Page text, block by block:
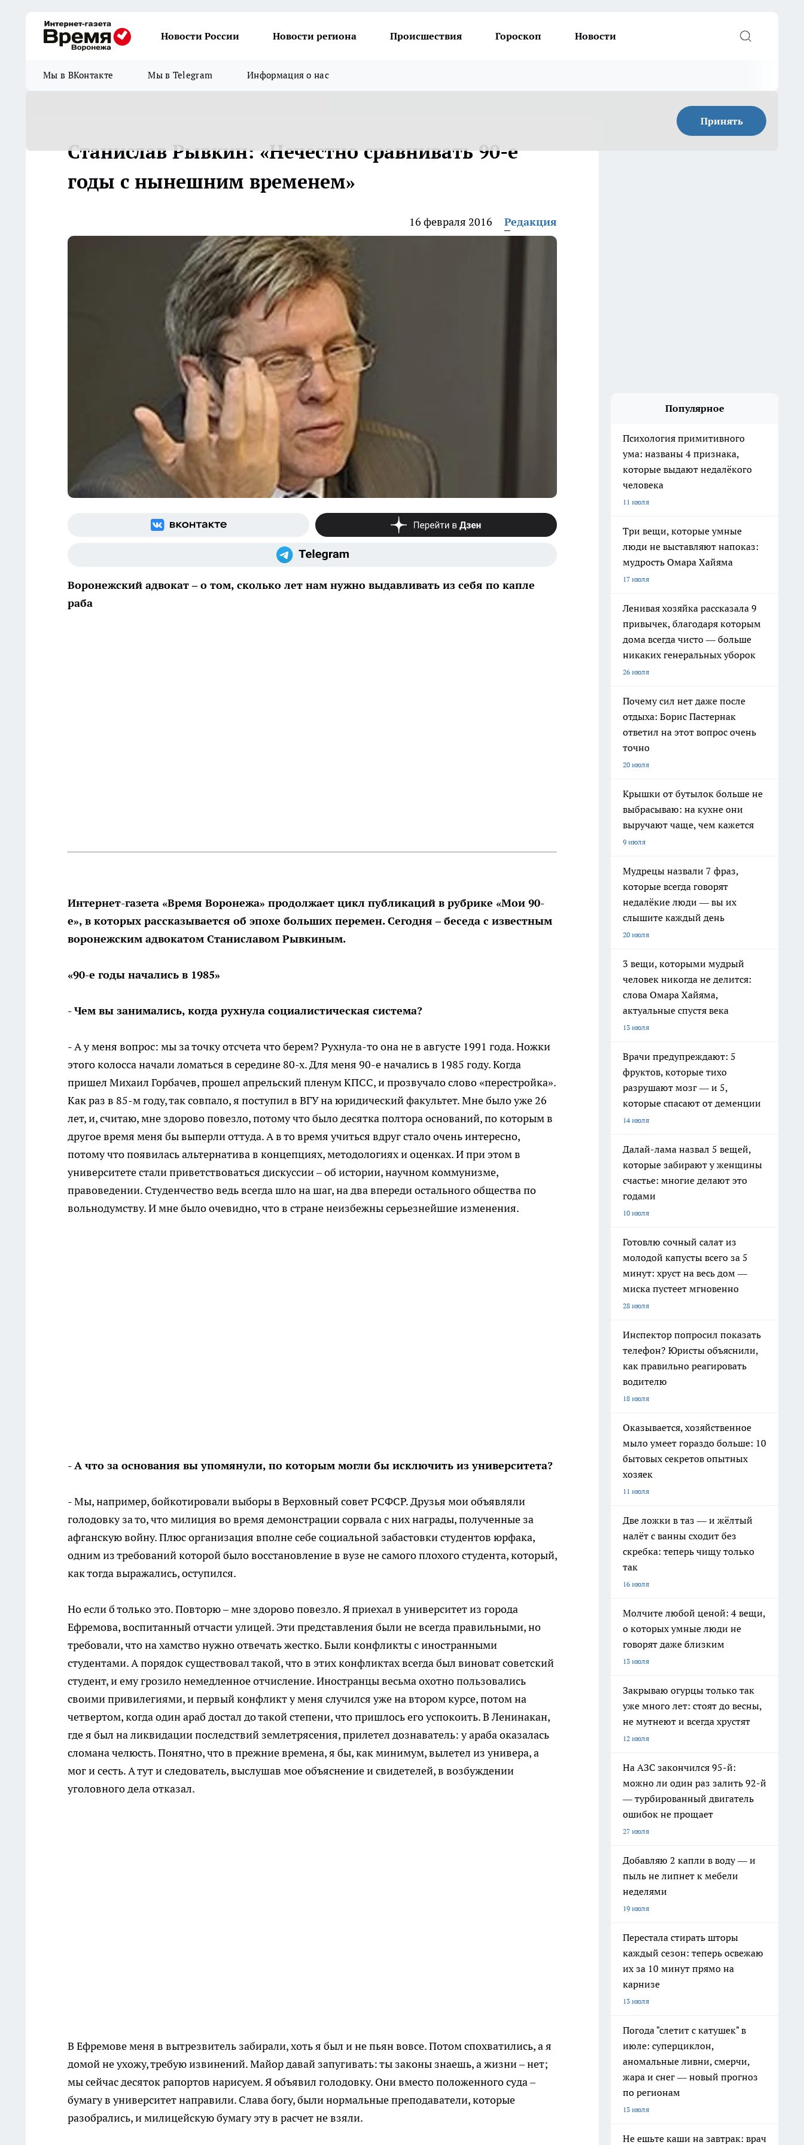
Новости России Новости региона Происшествия Гороскоп Новости
Мы в ВКонтакте Мы в Telegram Информация о нас
Принять
Станислав Рывкин: «Нечестно сравнивать 90-е
годы с нынешним временем»
16 февраля 2016 Редакция
Воронежский адвокат – о том, сколько лет нам нужно выдавливать из себя по капле
раба
Интернет-газета «Время Воронежа» продолжает цикл публикаций в рубрике «Мои 90-
е», в которых рассказывается об эпохе больших перемен. Сегодня – беседа с известным
воронежским адвокатом Станиславом Рывкиным.
«90-е годы начались в 1985»
- Чем вы занимались, когда рухнула социалистическая система?
- А у меня вопрос: мы за точку отсчета что берем? Рухнула-то она не в августе 1991 года. Ножки
этого колосса начали ломаться в середине 80-х. Для меня 90-е начались в 1985 году. Когда
пришел Михаил Горбачев, прошел апрельский пленум КПСС, и прозвучало слово «перестройка».
Как раз в 85-м году, так совпало, я поступил в ВГУ на юридический факультет. Мне было уже 26
лет, и, считаю, мне здорово повезло, потому что было десятка полтора оснований, по которым в
другое время меня бы выперли оттуда. А в то время учиться вдруг стало очень интересно,
потому что появилась альтернатива в концепциях, методологиях и оценках. И при этом в
университете стали приветствоваться дискуссии – об истории, научном коммунизме,
правоведении. Студенчество ведь всегда шло на шаг, на два впереди остального общества по
вольнодумству. И мне было очевидно, что в стране неизбежны серьезнейшие изменения.
- А что за основания вы упомянули, по которым могли бы исключить из университета?
- Мы, например, бойкотировали выборы в Верховный совет РСФСР. Друзья мои объявляли
голодовку за то, что милиция во время демонстрации сорвала с них награды, полученные за
афганскую войну. Плюс организация вполне себе социальной забастовки студентов юрфака,
одним из требований которой было восстановление в вузе не самого плохого студента, который,
как тогда выражались, оступился.
Но если б только это. Повторю – мне здорово повезло. Я приехал в университет из города
Ефремова, воспитанный отчасти улицей. Эти представления были не всегда правильными, но
требовали, что на хамство нужно отвечать жестко. Были конфликты с иностранными
студентами. А порядок существовал такой, что в этих конфликтах всегда был виноват советский
студент, и ему грозило немедленное отчисление. Иностранцы весьма охотно пользовались
своими привилегиями, и первый конфликт у меня случился уже на втором курсе, потом на
четвертом, когда один араб достал до такой степени, что пришлось его успокоить. В Ленинакан,
где я был на ликвидации последствий землетрясения, прилетел дознаватель: у араба оказалась
сломана челюсть. Понятно, что в прежние времена, я бы, как минимум, вылетел из универа, а
мог и сесть. А тут и следователь, выслушав мое объяснение и свидетелей, в возбуждении
уголовного дела отказал.
В Ефремове меня в вытрезвитель забирали, хоть я был и не пьян вовсе. Потом спохватились, а я
домой не ухожу, требую извинений. Майор давай запугивать: ты законы знаешь, а жизни – нет;
мы сейчас десяток рапортов нарисуем. Я объявил голодовку. Они вместо положенного суда –
бумагу в университет направили. Слава богу, были нормальные преподаватели, которые
разобрались, и милицейскую бумагу эту в расчет не взяли.
Популярное
Психология примитивного
ума: названы 4 признака,
которые выдают недалёкого
человека
11 июля
Три вещи, которые умные
люди не выставляют напоказ:
мудрость Омара Хайяма
17 июля
Ленивая хозяйка рассказала 9
привычек, благодаря которым
дома всегда чисто — больше
никаких генеральных уборок
26 июля
Почему сил нет даже после
отдыха: Борис Пастернак
ответил на этот вопрос очень
точно
20 июля
Крышки от бутылок больше не
выбрасываю: на кухне они
выручают чаще, чем кажется
9 июля
Мудрецы назвали 7 фраз,
которые всегда говорят
недалёкие люди — вы их
слышите каждый день
20 июля
3 вещи, которыми мудрый
человек никогда не делится:
слова Омара Хайяма,
актуальные спустя века
13 июля
Врачи предупреждают: 5
фруктов, которые тихо
разрушают мозг — и 5,
которые спасают от деменции
14 июля
Далай-лама назвал 5 вещей,
которые забирают у женщины
счастье: многие делают это
годами
10 июля
Готовлю сочный салат из
молодой капусты всего за 5
минут: хруст на весь дом —
миска пустеет мгновенно
28 июля
Инспектор попросил показать
телефон? Юристы объяснили,
как правильно реагировать
водителю
18 июля
Оказывается, хозяйственное
мыло умеет гораздо больше: 10
бытовых секретов опытных
хозяек
11 июля
Две ложки в таз — и жёлтый
налёт с ванны сходит без
скребка: теперь чищу только
так
16 июля
Молчите любой ценой: 4 вещи,
о которых умные люди не
говорят даже близким
13 июля
Закрываю огурцы только так
уже много лет: стоят до весны,
не мутнеют и всегда хрустят
12 июля
На АЗС закончился 95-й:
можно ли один раз залить 92-й
— турбированный двигатель
ошибок не прощает
27 июля
Добавляю 2 капли в воду — и
пыль не липнет к мебели
неделями
19 июля
Перестала стирать шторы
каждый сезон: теперь освежаю
их за 10 минут прямо на
карнизе
13 июля
Погода "слетит с катушек" в
июле: суперциклон,
аномальные ливни, смерчи,
жара и снег — новый прогноз
по регионам
13 июля
Не ешьте каши на завтрак: врач